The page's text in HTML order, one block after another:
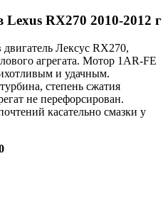
Lexus RX270 2010-2012 г
двигатель Лексус RX270,
агрегата. Мотор 1AR-FE
и удачным.
степень сжатия
не перефорсирован.
касательно смазки у